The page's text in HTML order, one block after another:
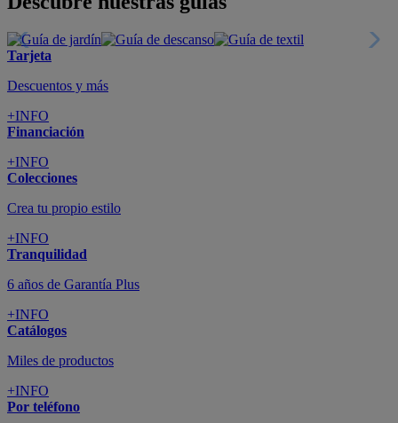
Tarjeta
Descuentos y más
+INFO
Financiación
+INFO
Colecciones
Crea tu propio estilo
+INFO
Tranquilidad
6 años de Garantía Plus
+INFO
Catálogos
Miles de productos
+INFO
Por teléfono